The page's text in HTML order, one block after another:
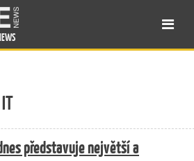
představuje největší a